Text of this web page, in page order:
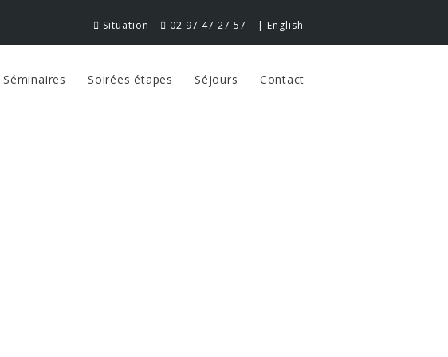
Situation 02 97 47 27 57 | English
Séminaires Soirées étapes Séjours Contact